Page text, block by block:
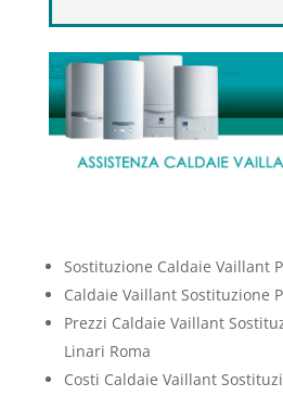
Sostituzione Caldaie Vaillant
Caldaie Vaillant Sostituzione
Prezzi Caldaie Vaillant
Linari Roma
Costi Caldaie Vaillant